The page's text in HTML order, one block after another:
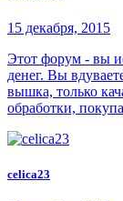
15 декабря, 2015
Этот форум - вы
денег. Вы
вышка, только
обработки,
celica23